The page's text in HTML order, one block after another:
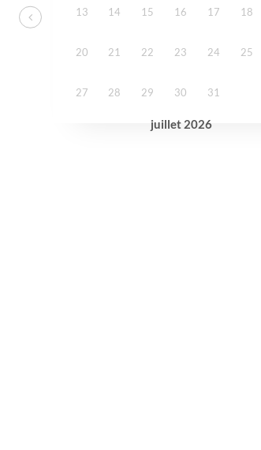
juillet 2026
13 14 15 16 17 18
20 21 22 23 24 25
27 28 29 30 31